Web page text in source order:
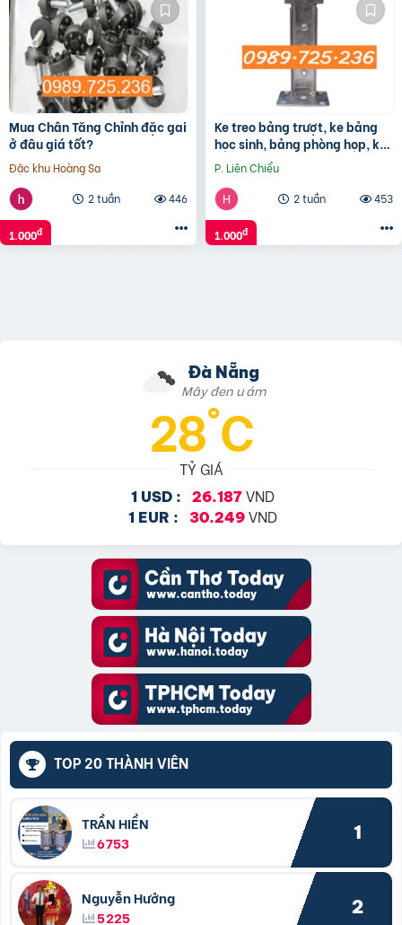
Mua Chân Tăng Chỉnh đặc gai
ở đâu giá tốt?
Đặc khu Hoàng Sa
2 tuần
446
1.000đ
Ke treo bảng trượt, ke bảng
học sinh, bảng phòng họp, ke
bảng phòng thí nghiệm
P. Liên Chiểu
2 tuần
453
1.000đ
Đà Nẵng
Mây đen u ám
28°C
TỶ GIÁ
1 USD : 26.187 VND
1 EUR : 30.249 VND
TOP 20 THÀNH VIÊN
TRẦN HIỀN
6753
1
Nguyễn Hưởng
5225
2